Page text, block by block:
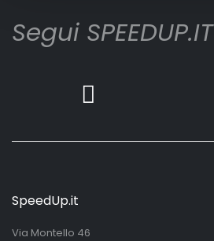
Segui SPEEDUP.IT
SpeedUp.it
Via Montello 46